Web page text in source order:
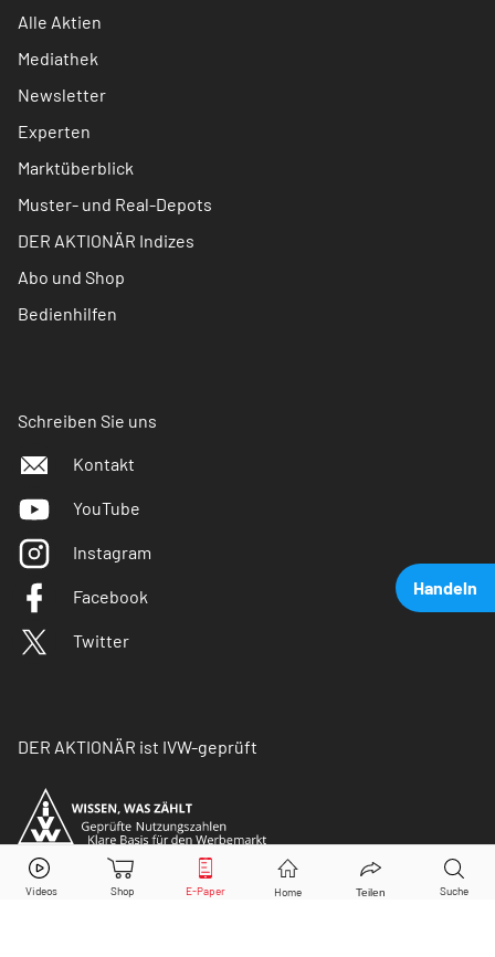
Handeln
NelAktie jetzt handeln?
Alle Aktien
Mediathek
Newsletter
Experten
Marktüberblick
Muster- und Real-Depots
DER AKTIONÄR Indizes
Abo und Shop
Bedienhilfen
Schreiben Sie uns
Kontakt
YouTube
Instagram
Facebook
Twitter
DER AKTIONÄR ist IVW-geprüft